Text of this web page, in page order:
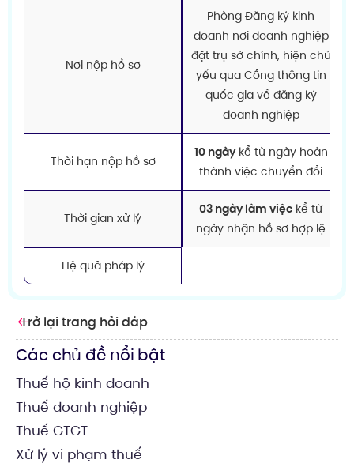
Trở lại trang hỏi đáp
Các chủ đề nổi bật
Thuế hộ kinh doanh
Thuế doanh nghiệp
Thuế GTGT
Xử lý vi phạm thuế
Nơi nộp hồ sơ
Phòng Đăng ký kinh
doanh nơi doanh nghiệp
đặt trụ sở chính, hiện chủ
yếu qua Cổng thông tin
quốc gia về đăng ký
doanh nghiệp
Thời hạn nộp hồ sơ
10 ngàykể từ ngày hoàn
thành việc chuyển đổi
Thời gian xử lý
03 ngày làm việc kể từ
ngày nhận hồ sơ hợp lệ
Hệ quả pháp lý